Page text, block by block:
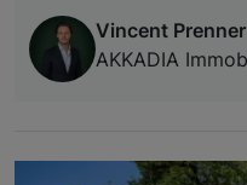
Vincent Prenner
AKKADIA